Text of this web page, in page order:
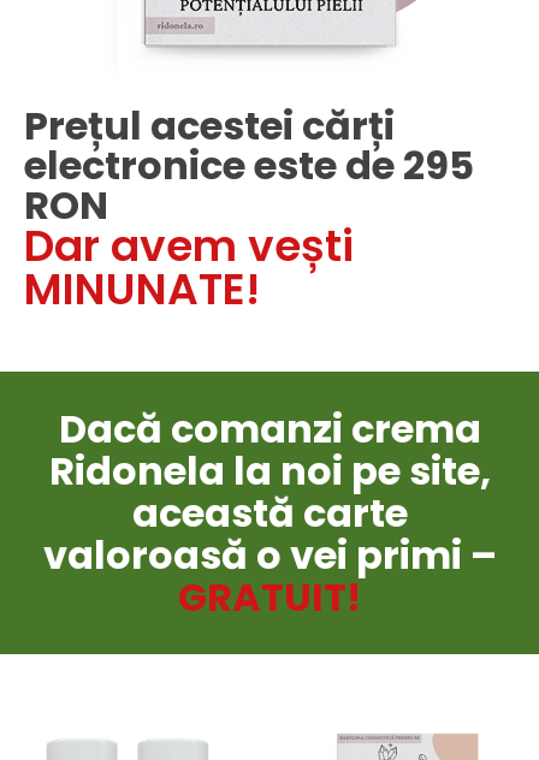
Prețul acestei cărți
electronice este de 295
RON
Dar avem vești
MINUNATE!
Dacă comanzi crema
Ridonela la noi pe site,
această carte
valoroasă o vei primi –
GRATUIT!